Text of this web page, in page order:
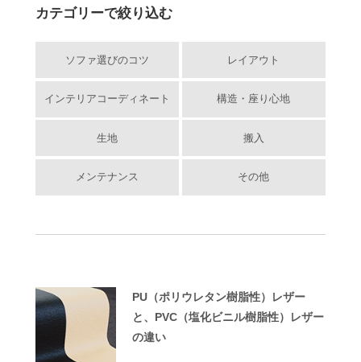
カテゴリーで絞り込む
ソファ選びのコツ レイアウト
インテリアコーディネート 構造・座り心地
生地 搬入
メンテナンス その他
PU（ポリウレタン樹脂性）レザー
と、PVC（塩化ビニル樹脂性）レザー
の違い